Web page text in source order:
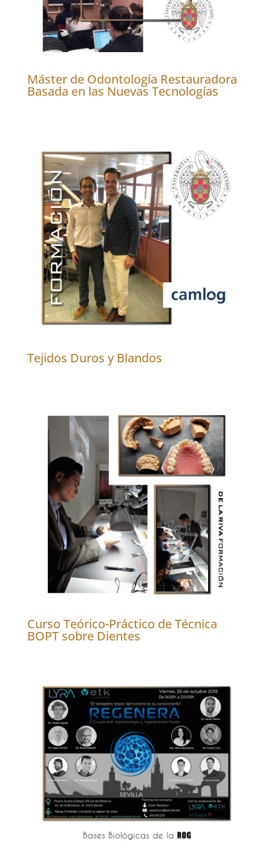
Máster de Odontología Restauradora
Basada en las Nuevas Tecnologías
Tejidos Duros y Blandos
Curso Teórico-Práctico de Técnica
BOPT sobre Dientes